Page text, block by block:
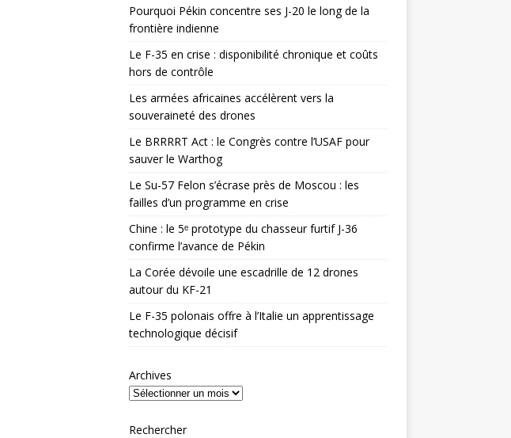
Pourquoi Pékin concentre ses J-20 le long de la
frontière indienne
Le F-35 en crise : disponibilité chronique et coûts
hors de contrôle
Les armées africaines accélèrent vers la
souveraineté des drones
Le BRRRRT Act : le Congrès contre l’USAF pour
sauver le Warthog
Le Su-57 Felon s’écrase près de Moscou : les
failles d’un programme en crise
Chine : le 5ᵉ prototype du chasseur furtif J-36
confirme l’avance de Pékin
La Corée dévoile une escadrille de 12 drones
autour du KF-21
Le F-35 polonais offre à l’Italie un apprentissage
technologique décisif
Archives
Rechercher